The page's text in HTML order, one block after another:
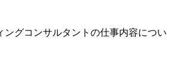
ングコンサルタントの仕事内容につい